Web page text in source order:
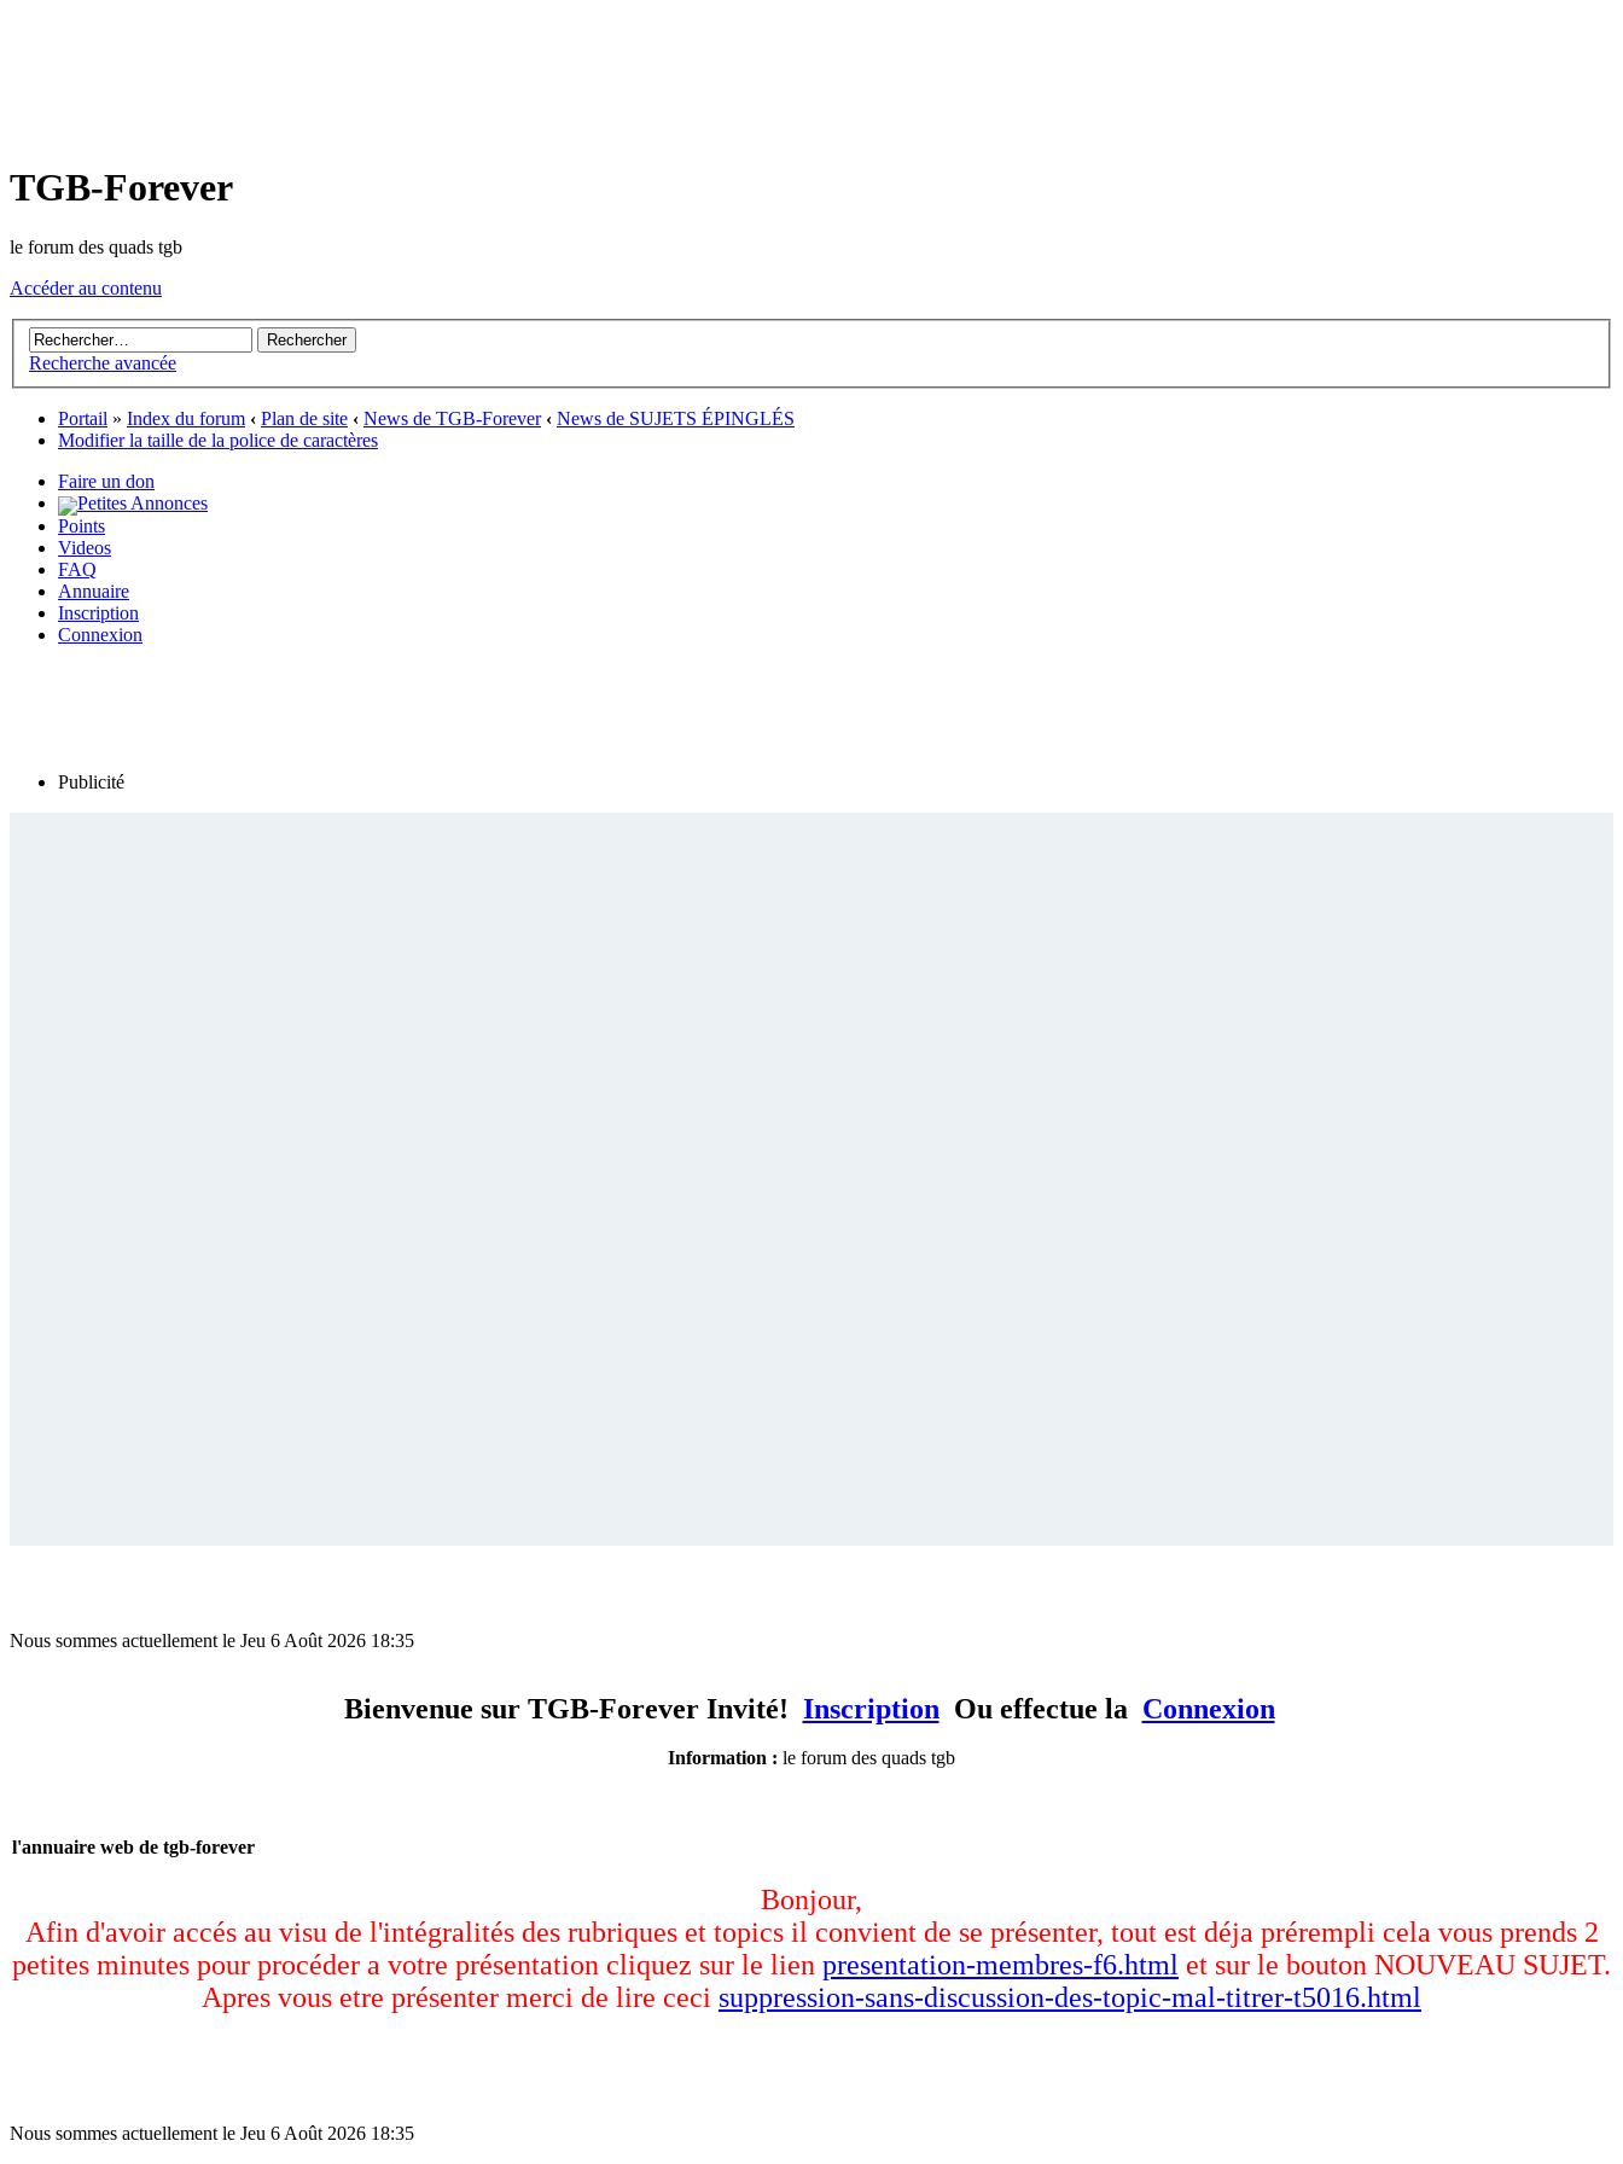
TGB-Forever
le forum des quads tgb
Accéder au contenu
Recherche avancée
Portail » Index du forum ‹ Plan de site ‹ News de TGB-Forever ‹ News de SUJETS ÉPINGLÉS
Modifier la taille de la police de caractères
Faire un don
Petites Annonces
Points
Videos
FAQ
Annuaire
Inscription
Connexion
Publicité
Nous sommes actuellement le Jeu 6 Août 2026 18:35
Bienvenue sur TGB-Forever Invité! Inscription Ou effectue la Connexion
Information : le forum des quads tgb
l'annuaire web de tgb-forever
Bonjour,
Afin d'avoir accés au visu de l'intégralités des rubriques et topics il convient de se présenter, tout est déja prérempli cela vous prends 2
petites minutes pour procéder a votre présentation cliquez sur le lien presentation-membres-f6.html et sur le bouton NOUVEAU SUJET.
Apres vous etre présenter merci de lire ceci suppression-sans-discussion-des-topic-mal-titrer-t5016.html
Nous sommes actuellement le Jeu 6 Août 2026 18:35